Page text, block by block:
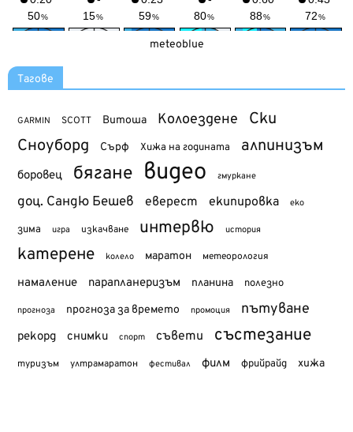
meteoblue
Тагове
GARMIN SCOTT Витоша Колоездене Ски
Сноуборд Сърф Хижа на годината алпинизъм
боровец бягане видео гмуркане
доц. Сандю Бешев еверест екипировка еко
зима игра изкачване интервю история
катерене колело маратон метеорология
намаление парапланеризъм планина полезно
прогноза прогноза за времето промоция пътуване
рекорд снимки спорт съвети състезание
туризъм ултрамаратон фестивал филм фрийрайд хижа